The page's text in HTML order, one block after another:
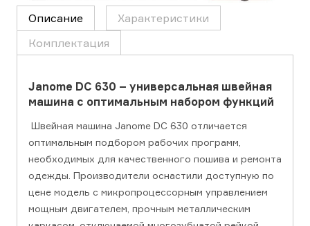
Описание
Характеристики
Комплектация
Janome DC 630 – универсальная швейная
машина с оптимальным набором функций
Швейная машина Janome DC 630 отличается
оптимальным подбором рабочих программ,
необходимых для качественного пошива и ремонта
одежды. Производители оснастили доступную по
цене модель с микропроцессорным управлением
мощным двигателем, прочным металлическим